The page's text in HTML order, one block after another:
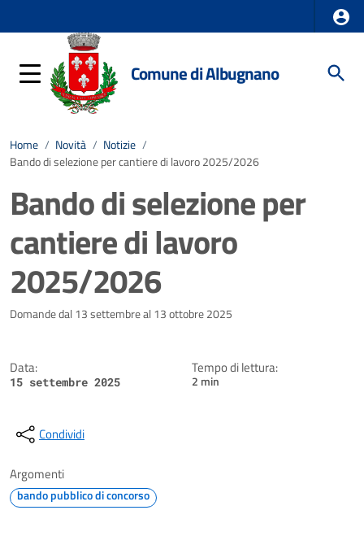
Comune di Albugnano
Home / Novità / Notizie /
Bando di selezione per cantiere di lavoro 2025/2026
Bando di selezione per
cantiere di lavoro
2025/2026
Dettagli della notizia
Domande dal 13 settembre al 13 ottobre 2025
Data:
15 settembre 2025
Tempo di lettura:
2 min
Condividi
Argomenti
bando pubblico di concorso